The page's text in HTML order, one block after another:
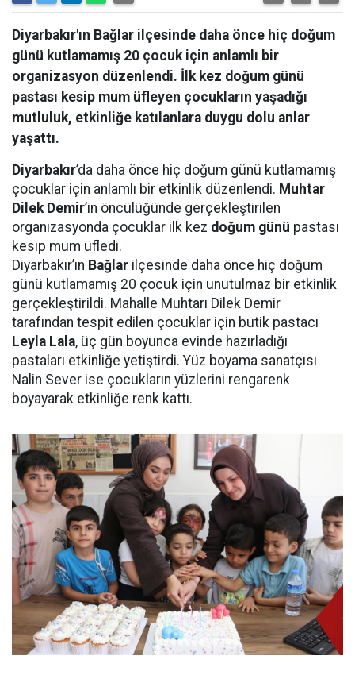
Diyarbakır'ın Bağlar ilçesinde daha önce hiç doğum
günü kutlamamış 20 çocuk için anlamlı bir
organizasyon düzenlendi. İlk kez doğum günü
pastası kesip mum üfleyen çocukların yaşadığı
mutluluk, etkinliğe katılanlara duygu dolu anlar
yaşattı.
Diyarbakır’da daha önce hiç doğum günü kutlamamış
çocuklar için anlamlı bir etkinlik düzenlendi. Muhtar
Dilek Demir’in öncülüğünde gerçekleştirilen
organizasyonda çocuklar ilk kez doğum günü pastası
kesip mum üfledi.
Diyarbakır’ın Bağlar ilçesinde daha önce hiç doğum
günü kutlamamış 20 çocuk için unutulmaz bir etkinlik
gerçekleştirildi. Mahalle Muhtarı Dilek Demir
tarafından tespit edilen çocuklar için butik pastacı
Leyla Lala, üç gün boyunca evinde hazırladığı
pastaları etkinliğe yetiştirdi. Yüz boyama sanatçısı
Nalin Sever ise çocukların yüzlerini rengarenk
boyayarak etkinliğe renk kattı.